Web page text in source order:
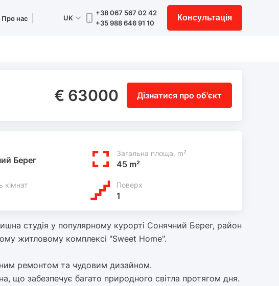
Про нас UK
+38 067 567 02 42
+35 988 646 91 10
Консультація
€ 63000 Дізнатися про об'єкт
Берег
Загальна площа, m²
45 m²
кімнат Поверх
1
студія у популярному курорті Сонячний Берег, район
житловому комплексі "Sweet Home".
ремонтом та чудовим дизайном.
що забезпечує багато природного світла протягом дня.